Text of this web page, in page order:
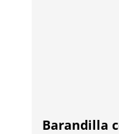
Barandilla